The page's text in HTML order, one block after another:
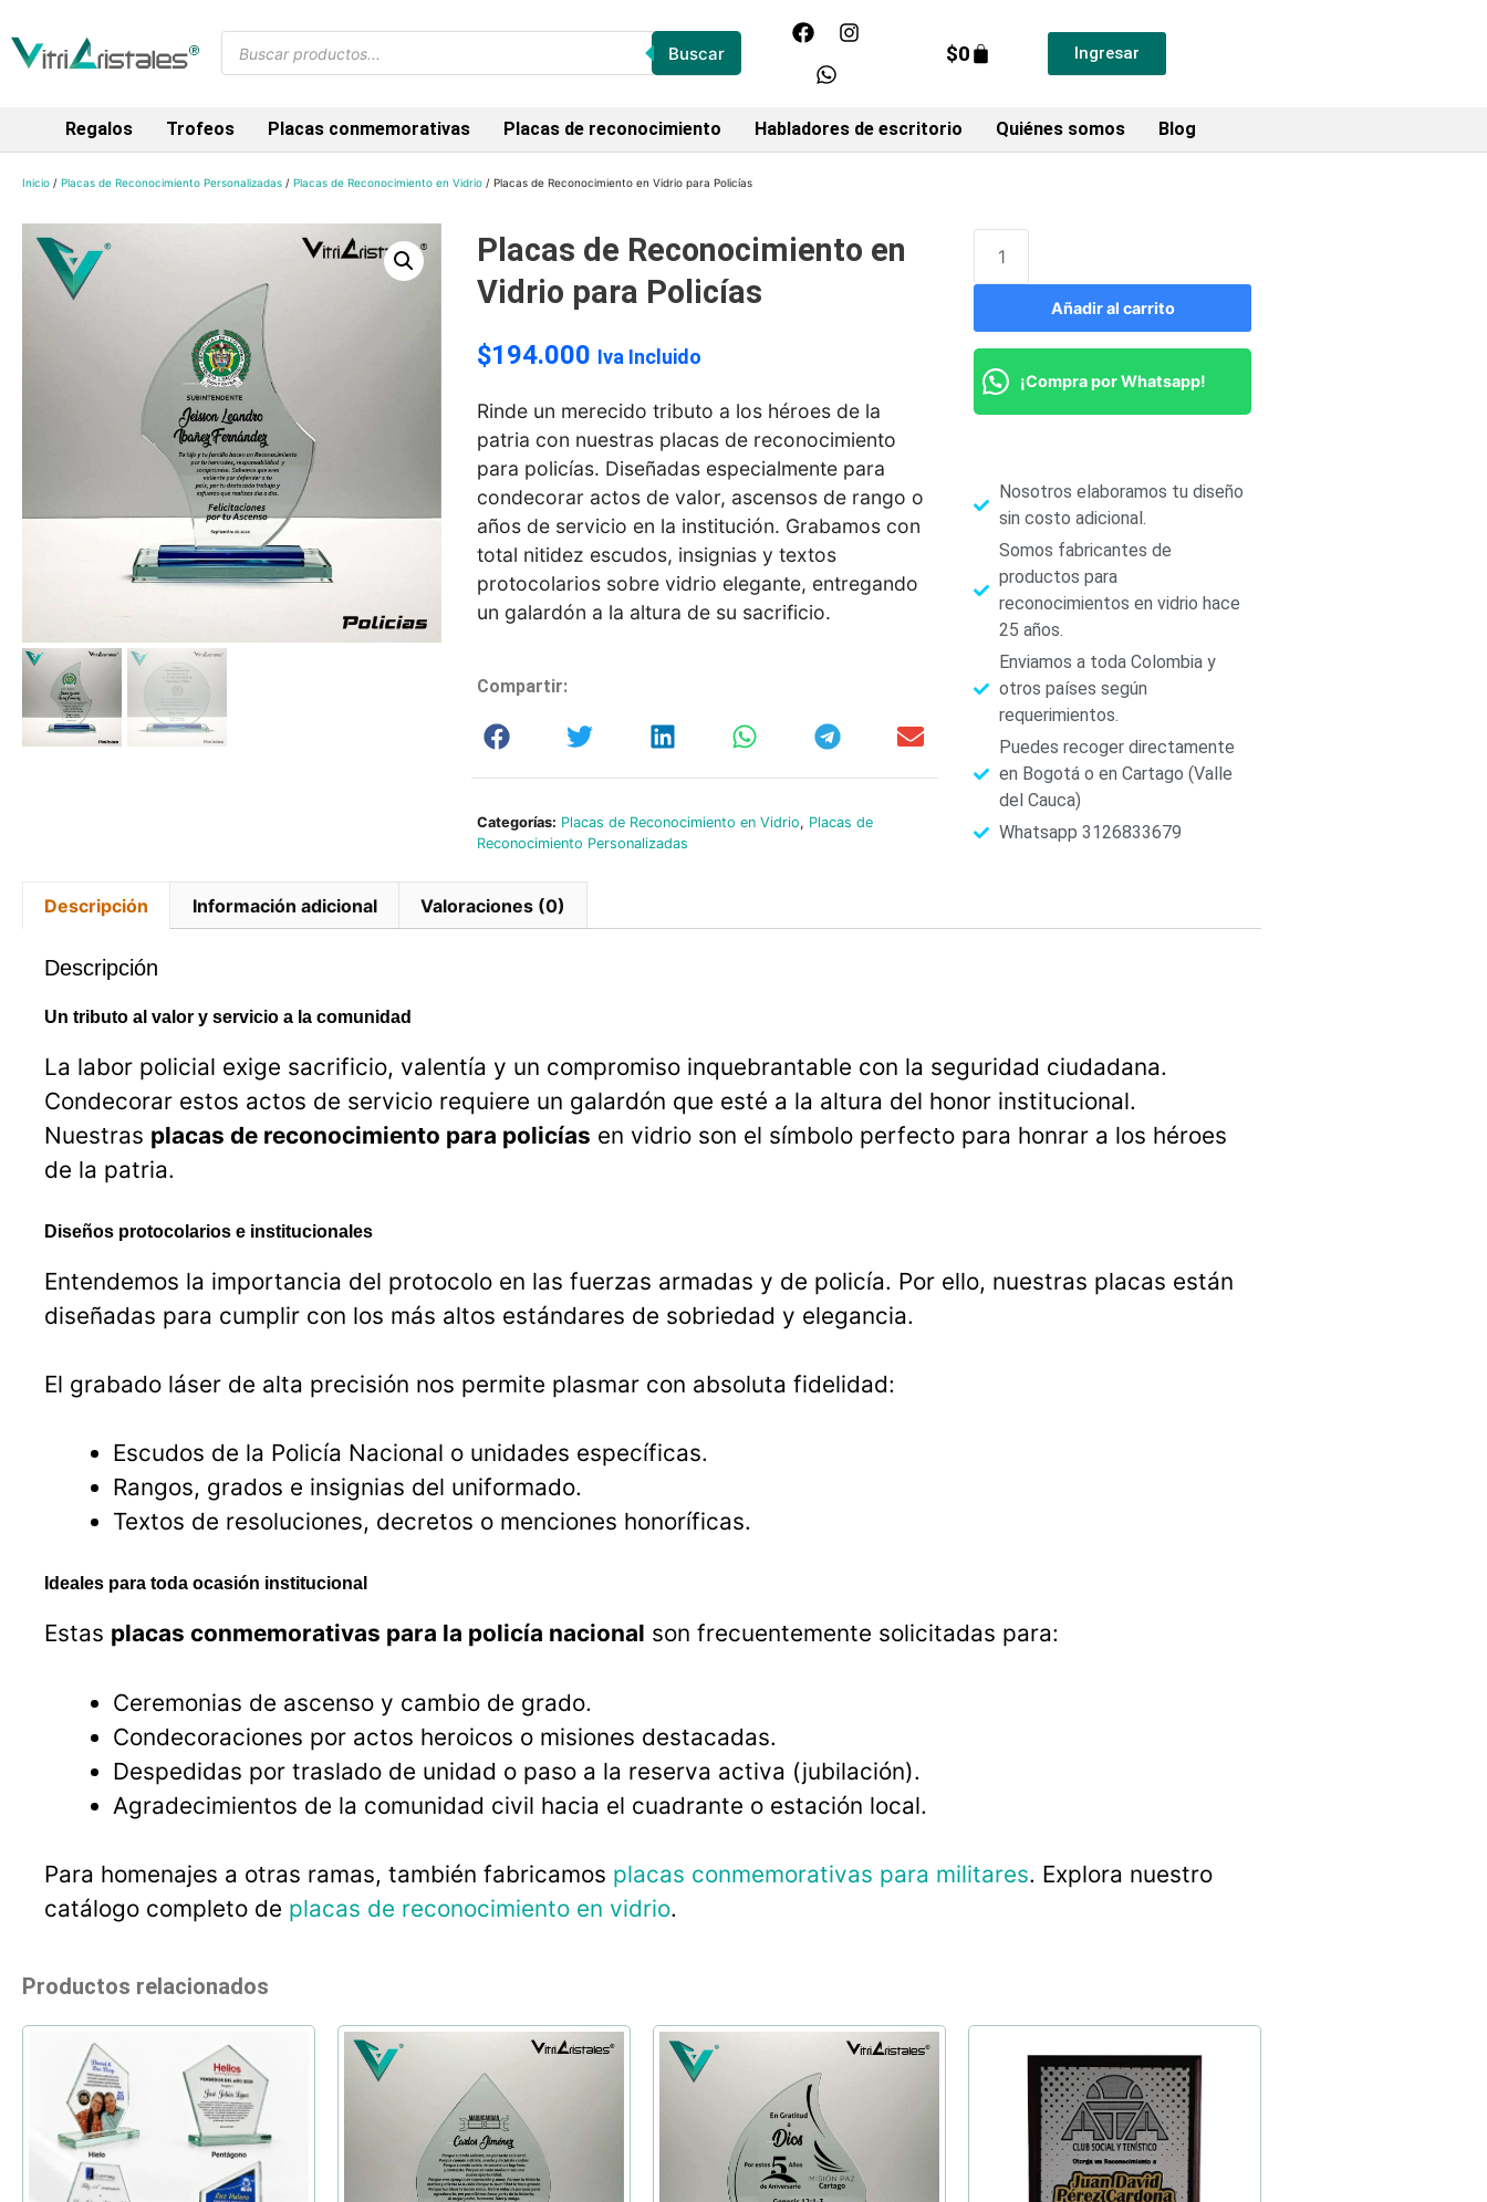
Buscar $0 Ingresar
Regalos Trofeos Placas conmemorativas Placas de reconocimiento Habladores de escritorio Quiénes somos Blog
Inicio / Placas de Reconocimiento Personalizadas / Placas de Reconocimiento en Vidrio / Placas de Reconocimiento en Vidrio para Policías
Placas de Reconocimiento en
Vidrio para Policías
$194.000 Iva Incluido
Rinde un merecido tributo a los héroes de la
patria con nuestras placas de reconocimiento
para policías. Diseñadas especialmente para
condecorar actos de valor, ascensos de rango o
años de servicio en la institución. Grabamos con
total nitidez escudos, insignias y textos
protocolarios sobre vidrio elegante, entregando
un galardón a la altura de su sacrificio.
Compartir:
Categorías: Placas de Reconocimiento en Vidrio, Placas de
Reconocimiento Personalizadas
Añadir al carrito
¡Compra por Whatsapp!
Nosotros elaboramos tu diseño
sin costo adicional.
Somos fabricantes de
productos para
reconocimientos en vidrio hace
25 años.
Enviamos a toda Colombia y
otros países según
requerimientos.
Puedes recoger directamente
en Bogotá o en Cartago (Valle
del Cauca)
Whatsapp 3126833679
Descripción Información adicional Valoraciones (0)
Descripción
Un tributo al valor y servicio a la comunidad
La labor policial exige sacrificio, valentía y un compromiso inquebrantable con la seguridad ciudadana.
Condecorar estos actos de servicio requiere un galardón que esté a la altura del honor institucional.
Nuestras placas de reconocimiento para policías en vidrio son el símbolo perfecto para honrar a los héroes
de la patria.
Diseños protocolarios e institucionales
Entendemos la importancia del protocolo en las fuerzas armadas y de policía. Por ello, nuestras placas están
diseñadas para cumplir con los más altos estándares de sobriedad y elegancia.
El grabado láser de alta precisión nos permite plasmar con absoluta fidelidad:
Escudos de la Policía Nacional o unidades específicas.
Rangos, grados e insignias del uniformado.
Textos de resoluciones, decretos o menciones honoríficas.
Ideales para toda ocasión institucional
Estas placas conmemorativas para la policía nacional son frecuentemente solicitadas para:
Ceremonias de ascenso y cambio de grado.
Condecoraciones por actos heroicos o misiones destacadas.
Despedidas por traslado de unidad o paso a la reserva activa (jubilación).
Agradecimientos de la comunidad civil hacia el cuadrante o estación local.
Para homenajes a otras ramas, también fabricamos placas conmemorativas para militares. Explora nuestro
catálogo completo de placas de reconocimiento en vidrio.
Productos relacionados